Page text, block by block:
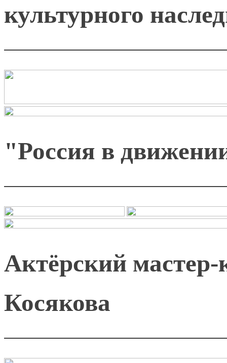
культурного
"Россия в
Актёрский мастер-
Косякова